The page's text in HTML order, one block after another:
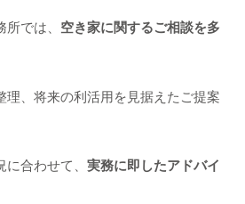
では、 空き家に関するご相談を多
理、将来の利活用を見据えたご提案
合わせて、 実務に即したアドバイ